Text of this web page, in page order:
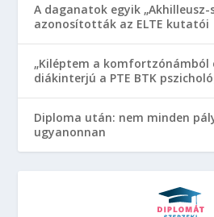
A daganatok egyik „Akhilleusz-
azonosították az ELTE kutatói
„Kiléptem a komfortzónámból
diákinterjú a PTE BTK
Diploma után: nem minden
ugyanonnan